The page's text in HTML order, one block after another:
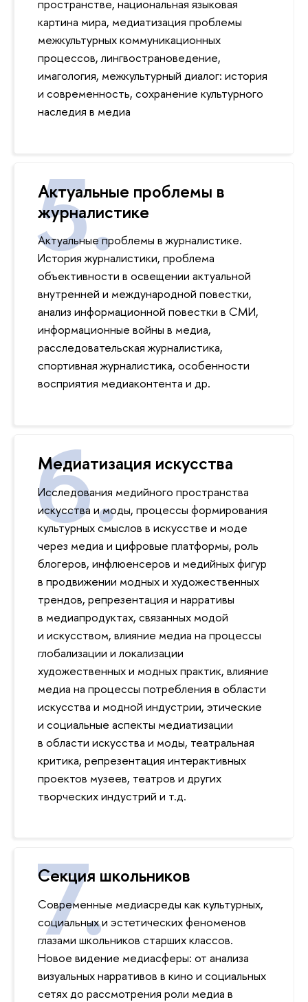
пространстве, национальная языковая
картина мира, медиатизация проблемы
межкультурных коммуникационных
процессов, лингвострановедение,
имагология, межкультурный диалог: история
и современность, сохранение культурного
наследия в медиа
Актуальные проблемы в
журналистике
Актуальные проблемы в журналистике.
История журналистики, проблема
объективности в освещении актуальной
внутренней и международной повестки,
анализ информационной повестки в СМИ,
информационные войны в медиа,
расследовательская журналистика,
спортивная журналистика, особенности
восприятия медиаконтента и др.
Медиатизация искусства
Исследования медийного пространства
искусства и моды, процессы формирования
культурных смыслов в искусстве и моде
через медиа и цифровые платформы, роль
блогеров, инфлюенсеров и медийных фигур
в продвижении модных и художественных
трендов, репрезентация и нарративы
в медиапродуктах, связанных модой
и искусством, влияние медиа на процессы
глобализации и локализации
художественных и модных практик, влияние
медиа на процессы потребления в области
искусства и модной индустрии, этические
и социальные аспекты медиатизации
в области искусства и моды, театральная
критика, репрезентация интерактивных
проектов музеев, театров и других
творческих индустрий и т.д.
Секция школьников
Современные медиасреды как культурных,
социальных и эстетических феноменов
глазами школьников старших классов.
Новое видение медиасферы: от анализа
визуальных нарративов в кино и социальных
сетях до рассмотрения роли медиа в